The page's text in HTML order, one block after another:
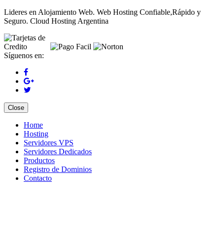
Lideres en Alojamiento Web. Web Hosting Confiable,Rápido y
Seguro. Cloud Hosting Argentina
Síguenos en:
Close
Home
Hosting
Servidores VPS
Servidores Dedicados
Productos
Registro de Dominios
Contacto